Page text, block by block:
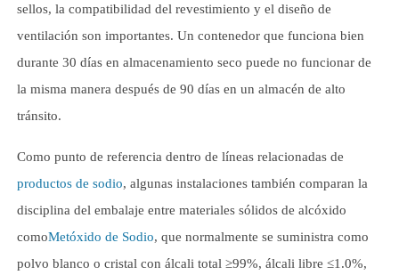
sellos, la compatibilidad del revestimiento y el diseño de
ventilación son importantes. Un contenedor que funciona bien
durante 30 días en almacenamiento seco puede no funcionar de
la misma manera después de 90 días en un almacén de alto
tránsito.
Como punto de referencia dentro de líneas relacionadas de
productos de sodio, algunas instalaciones también comparan la
disciplina del embalaje entre materiales sólidos de alcóxido
comoMetóxido de Sodio, que normalmente se suministra como
polvo blanco o cristal con álcali total ≥99%, álcali libre ≤1.0%,